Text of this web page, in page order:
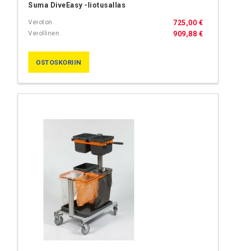
Suma DiveEasy -liotusallas
909,88 €
725,00 €
OSTOSKORIIN